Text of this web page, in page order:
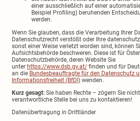
einer ausschließlich auf einer
Beispiel Profiling) beruhenden
werden.
Wenn Sie glauben, dass die Verarbeitung Ihrer
Datenschutzrecht verstößt oder Ihre
sonst einer Weise verletzt worden sind, können
Aufsichtsbehörde beschweren. Diese ist für
Datenschutzbehörde, deren Website Sie
unter https://www.dsb.gv.at/ finden und für
an die Bundesbeauftragte für den Datenschutz
Informationsfreiheit (BfDI) wenden.
Kurz gesagt: Sie haben Rechte – zögern Sie
verantwortliche Stelle bei uns zu kontaktieren!
Datenübertragung in Drittländer